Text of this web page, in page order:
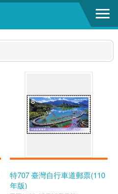
特707 臺灣自行車道郵票(110
年版)